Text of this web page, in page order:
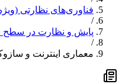
فناوری‌های نظارتی
/
پایش و نظارت در سطح
/
معماری اینترنت و